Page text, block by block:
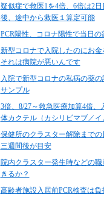
疑似症で救医1を4倍、6倍は2
後、途中から救医１算定可能
PCR陽性、コロナ陽性で当日
新型コロナで入院したのにお
それは病院が悪いんです
入院で新型コロナの私病の薬
サンプル
3倍、8/27～救急医療加算4倍
体カクテル（カシリビマブ／イ
保健所のクラスター解除まで
三週間後が目安
院内クラスター発生時などの
きるか？
高齢者施設入居前PCR検査は